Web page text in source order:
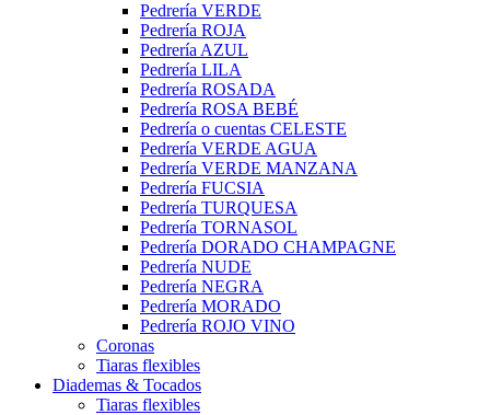
Pedrería VERDE
Pedrería ROJA
Pedrería AZUL
Pedrería LILA
Pedrería ROSADA
Pedrería ROSA BEBÉ
Pedrería o cuentas CELESTE
Pedrería VERDE AGUA
Pedrería VERDE MANZANA
Pedrería FUCSIA
Pedrería TURQUESA
Pedrería TORNASOL
Pedrería DORADO CHAMPAGNE
Pedrería NUDE
Pedrería NEGRA
Pedrería MORADO
Pedrería ROJO VINO
Coronas
Tiaras flexibles
Diademas & Tocados
Tiaras flexibles